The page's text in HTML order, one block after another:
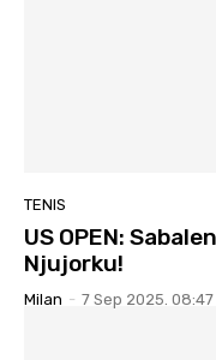
TENIS
US OPEN:
Njujorku!
Milan - 7 Sep 2025. 08:47